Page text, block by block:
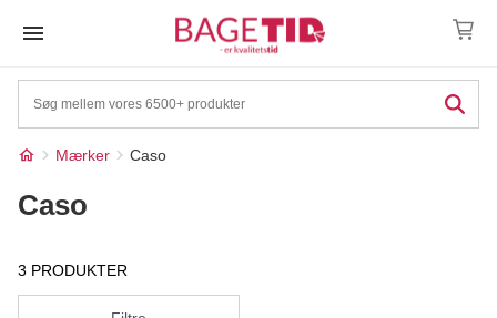
Mærker Caso
Caso
3 PRODUKTER